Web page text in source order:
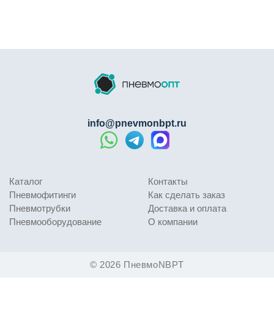
© 2026 ПневмоNBPT
Каталог
Пневмофитинги
Пневмотрубки
Пневмооборудование
Контакты
Как сделать заказ
Доставка и оплата
О компании
info@pnevmonbpt.ru